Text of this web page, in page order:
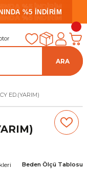
%5 İNDİRİM
%5 İNDİRİM
%5 İNDİRİM
ARA
ED.(YARIM)
Beden Ölçü Tablosu